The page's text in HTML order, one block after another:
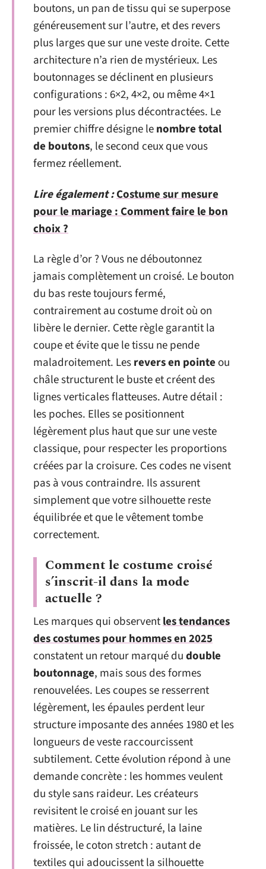
boutons, un pan de tissu qui se superpose
généreusement sur l’autre, et des revers
plus larges que sur une veste droite. Cette
architecture n’a rien de mystérieux. Les
boutonnages se déclinent en plusieurs
configurations : 6×2, 4×2, ou même 4×1
pour les versions plus décontractées. Le
premier chiffre désigne lenombre total
de boutons, le second ceux que vous
fermez réellement.
Lire également :Costume sur mesure
pour le mariage : Comment faire le bon
choix ?
La règle d’or ? Vous ne déboutonnez
jamais complètement un croisé. Le bouton
du bas reste toujours fermé,
contrairement au costume droit où on
libère le dernier. Cette règle garantit la
coupe et évite que le tissu ne pende
maladroitement. Lesrevers en pointe ou
châle structurent le buste et créent des
lignes verticales flatteuses. Autre détail :
les poches. Elles se positionnent
légèrement plus haut que sur une veste
classique, pour respecter les proportions
créées par la croisure. Ces codes ne visent
pas à vous contraindre. Ils assurent
simplement que votre silhouette reste
équilibrée et que le vêtement tombe
correctement.
Comment le costume croisé
s’inscrit-il dans la mode
actuelle ?
Les marques qui observentles tendances
des costumes pour hommes en 2025
constatent un retour marqué dudouble
boutonnage, mais sous des formes
renouvelées. Les coupes se resserrent
légèrement, les épaules perdent leur
structure imposante des années 1980 et les
longueurs de veste raccourcissent
subtilement. Cette évolution répond à une
demande concrète : les hommes veulent
du style sans raideur. Les créateurs
revisitent le croisé en jouant sur les
matières. Le lin déstructuré, la laine
froissée, le coton stretch : autant de
textiles qui adoucissent la silhouette